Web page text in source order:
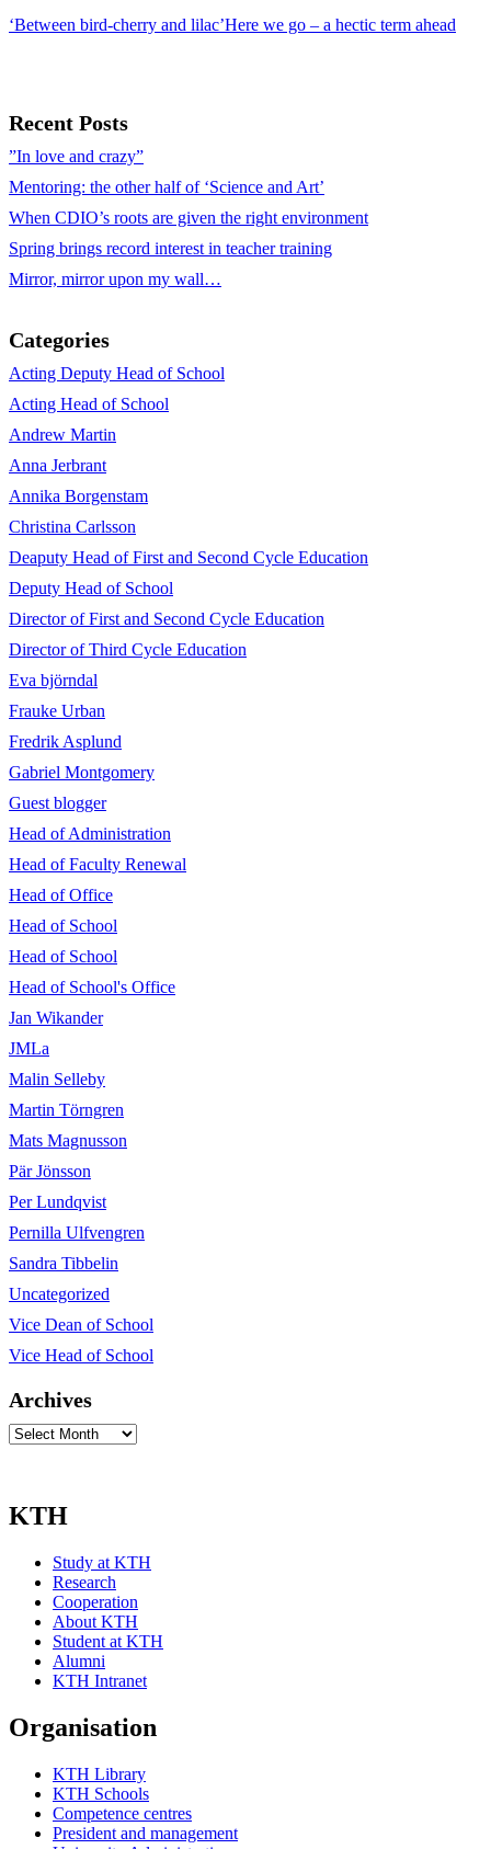
‘Between bird-cherry and lilac’Here we go – a hectic term ahead
Recent Posts
”In love and crazy”
Mentoring: the other half of ‘Science and Art’
When CDIO’s roots are given the right environment
Spring brings record interest in teacher training
Mirror, mirror upon my wall…
Categories
Acting Deputy Head of School
Acting Head of School
Andrew Martin
Anna Jerbrant
Annika Borgenstam
Christina Carlsson
Deaputy Head of First and Second Cycle Education
Deputy Head of School
Director of First and Second Cycle Education
Director of Third Cycle Education
Eva björndal
Frauke Urban
Fredrik Asplund
Gabriel Montgomery
Guest blogger
Head of Administration
Head of Faculty Renewal
Head of Office
Head of School
Head of School
Head of School's Office
Jan Wikander
JMLa
Malin Selleby
Martin Törngren
Mats Magnusson
Pär Jönsson
Per Lundqvist
Pernilla Ulfvengren
Sandra Tibbelin
Uncategorized
Vice Dean of School
Vice Head of School
Archives
Archives
KTH
Study at KTH
Research
Cooperation
About KTH
Student at KTH
Alumni
KTH Intranet
Organisation
KTH Library
KTH Schools
Competence centres
President and management